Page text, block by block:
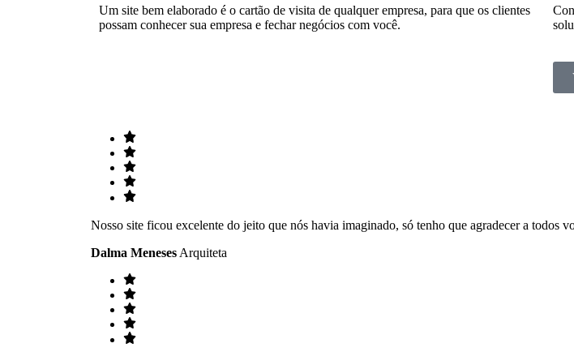
Um site bem elaborado é o cartão de visita de qualquer empresa, para que os clientes
possam conhecer sua empresa e fechar negócios com você.
Nosso site ficou excelente do jeito que nós havia imaginado, só tenho que agradecer a todos
Dalma Meneses Arquiteta